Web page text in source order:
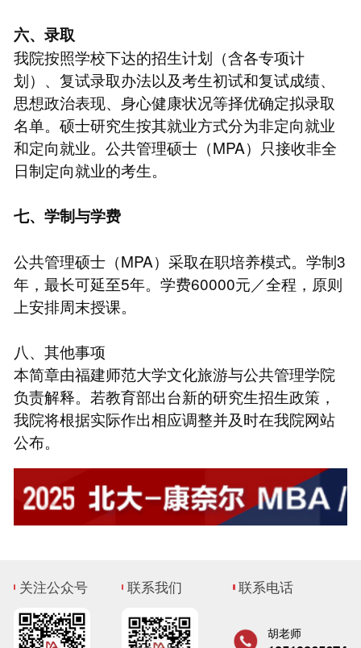
六、录取
我院按照学校下达的招生计划（含各专项计
划）、复试录取办法以及考生初试和复试成绩、
思想政治表现、身心健康状况等择优确定拟录取
名单。硕士研究生按其就业方式分为非定向就业
和定向就业。公共管理硕士（MPA）只接收非全
日制定向就业的考生。
七、学制与学费
公共管理硕士（MPA）采取在职培养模式。学制3
年，最长可延至5年。学费60000元／全程，原则
上安排周末授课。
八、其他事项
本简章由福建师范大学文化旅游与公共管理学院
负责解释。若教育部出台新的研究生招生政策，
我院将根据实际作出相应调整并及时在我院网站
公布。
关注公众号 联系我们 联系电话
胡老师